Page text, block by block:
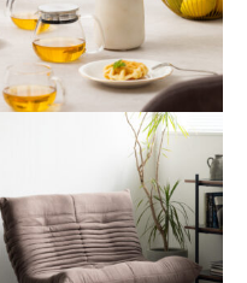
撮影スタイリング #26
#フラワーベース